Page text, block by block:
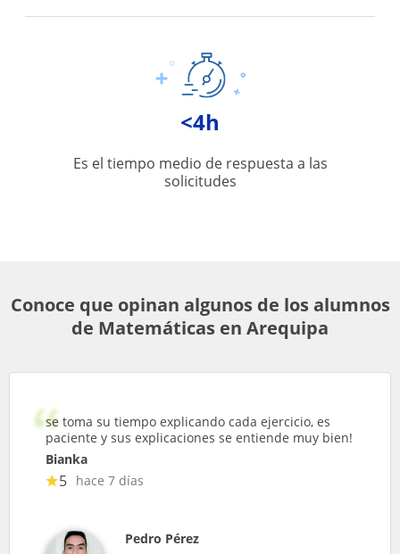
<4h
Es el tiempo medio de respuesta a las
solicitudes
Conoce que opinan algunos de los alumnos
de Matemáticas en Arequipa
se toma su tiempo explicando cada ejercicio, es
paciente y sus explicaciones se entiende muy bien!
Bianka
5 hace 7 días
Pedro Pérez